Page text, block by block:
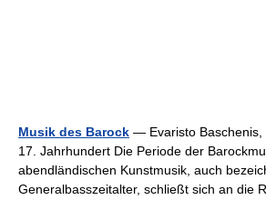
Musik des Barock — Evaristo Baschenis,
17. Jahrhundert Die Periode der
abendländischen Kunstmusik, auch
Generalbasszeitalter, schließt sich an die